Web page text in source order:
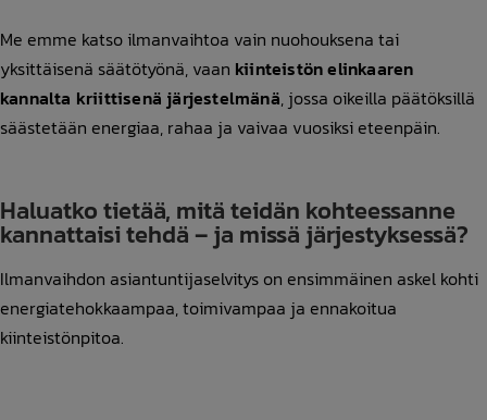
Me emme katso ilmanvaihtoa vain nuohouksena tai
yksittäisenä säätötyönä, vaan kiinteistön elinkaaren
kannalta kriittisenä järjestelmänä, jossa oikeilla päätöksillä
säästetään energiaa, rahaa ja vaivaa vuosiksi eteenpäin.
Haluatko tietää, mitä teidän kohteessanne
kannattaisi tehdä – ja missä järjestyksessä?
Ilmanvaihdon asiantuntijaselvitys on ensimmäinen askel kohti
energiatehokkaampaa, toimivampaa ja ennakoitua
kiinteistönpitoa.